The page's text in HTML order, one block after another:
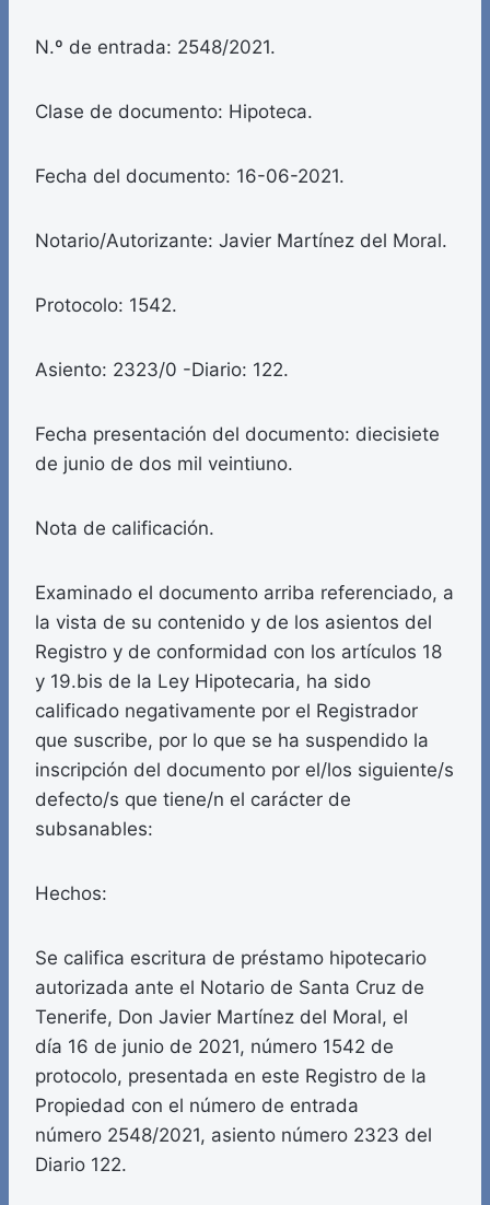
N.º de entrada: 2548/2021.
Clase de documento: Hipoteca.
Fecha del documento: 16-06-2021.
Notario/Autorizante: Javier Martínez del Moral.
Protocolo: 1542.
Asiento: 2323/0 -Diario: 122.
Fecha presentación del documento: diecisiete
de junio de dos mil veintiuno.
Nota de calificación.
Examinado el documento arriba referenciado, a
la vista de su contenido y de los asientos del
Registro y de conformidad con los artículos 18
y 19.bis de la Ley Hipotecaria, ha sido
calificado negativamente por el Registrador
que suscribe, por lo que se ha suspendido la
inscripción del documento por el/los siguiente/s
defecto/s que tiene/n el carácter de
subsanables:
Hechos:
Se califica escritura de préstamo hipotecario
autorizada ante el Notario de Santa Cruz de
Tenerife, Don Javier Martínez del Moral, el
día 16 de junio de 2021, número 1542 de
protocolo, presentada en este Registro de la
Propiedad con el número de entrada
número 2548/2021, asiento número 2323 del
Diario 122.